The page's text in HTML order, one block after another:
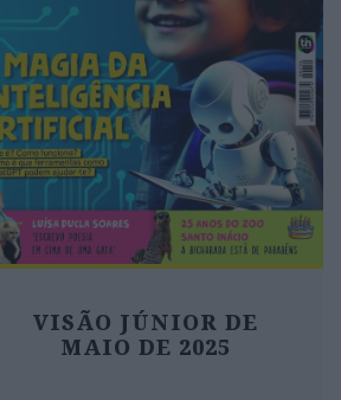
VISÃO JÚNIOR DE
MAIO DE 2025